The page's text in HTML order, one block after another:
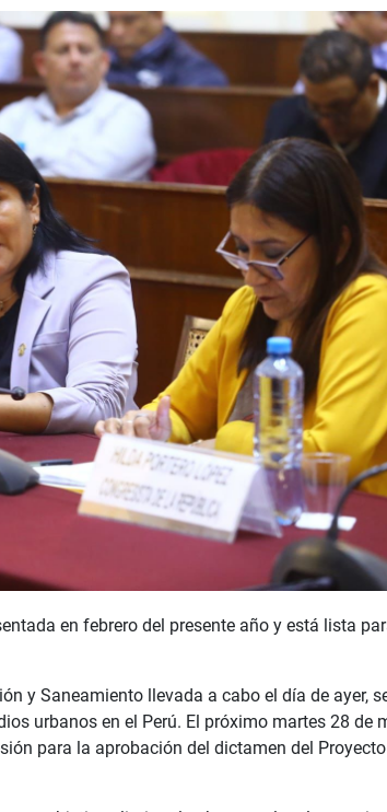
en febrero del presente año y está lista
y Saneamiento llevada a cabo el día de ayer,
urbanos en el Perú. El próximo martes 28 de
para la aprobación del dictamen del